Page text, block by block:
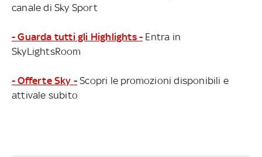
canale di Sky Sport
- Guarda tutti gli Highlights - Entra in
SkyLightsRoom
- Offerte Sky - Scopri le promozioni disponibili e
attivale subito